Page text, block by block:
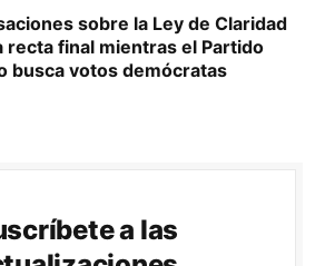
sobre la Ley de Claridad
recta final mientras el Partido
busca votos demócratas
a las